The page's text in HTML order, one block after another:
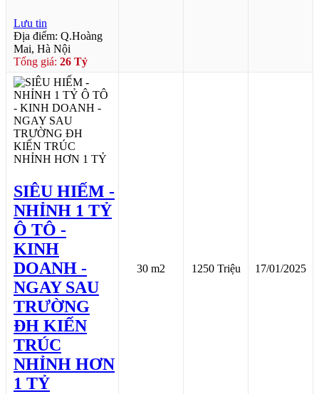
Lưu tin
Địa điểm: Q.Hoàng
Mai, Hà Nội
Tổng giá: 26 Tỷ
SIÊU HIẾM -
NHỈNH 1 TỶ
Ô TÔ -
KINH
DOANH -
NGAY SAU
TRƯỜNG
ĐH KIẾN
TRÚC
NHỈNH HƠN
1 TỶ
30 m2 1250 Triệu 17/01/2025